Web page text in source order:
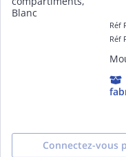
Réf
Réf
Connectez-vous